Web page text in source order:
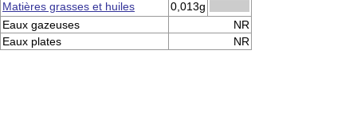
Matières grasses et huiles
0,013g
Eaux gazeuses
NR
Eaux plates
NR